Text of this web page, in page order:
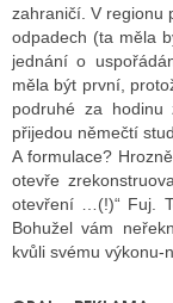
zahraničí. V regionu
odpadech (ta měla
jednání o
měla být první,
podruhé za
přijedou němečtí
A formulace?
otevře
otevření …(!)“ Fuj.
Bohužel vám
kvůli svému výkonu-